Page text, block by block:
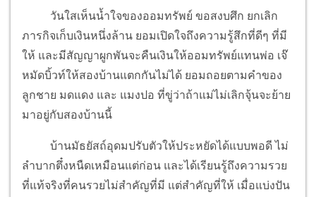
วันใสเห็นน้ำใจของออมทรัพย์ ขอสงบศึก ยกเลิก
ภารกิจเก็บเงินหนึ่งล้าน ยอมเปิดใจถึงความรู้สึกที่ดีๆ ที่มี
ให้ และมีสัญญาผูกพันจะคืนเงินให้ออมทรัพย์แทนพ่อ เจ๊
หมัดบิ้วท์ให้สองบ้านแตกกันไม่ได้ ยอมถอยตามคำของ
ลูกชาย มดแดง และ แมงปอ ที่ขู่ว่าถ้าแม่ไม่เลิกจุ้นจะย้าย
มาอยู่กับสองบ้านนี้
บ้านมัธยัสถ์อุดมปรับตัวให้ประหยัดได้แบบพอดี ไม่
ลำบากตึ๋งหนืดเหมือนแต่ก่อน และได้เรียนรู้ถึงความรวย
ที่แท้จริงที่คนรวยไม่สำคัญที่มี แต่สำคัญที่ให้ เมื่อแบ่งปัน